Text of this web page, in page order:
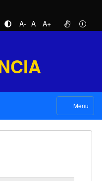
A- A A+
Menu